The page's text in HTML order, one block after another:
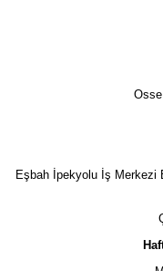
Eşbah İpekyolu İş Merkezi